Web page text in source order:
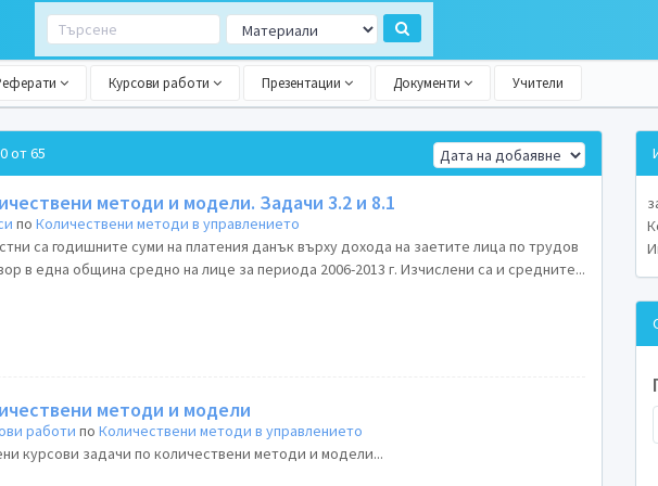
Курсови работи Презентации Документи Учители
от 65
методи и модели. Задачи 3.2 и 8.1
поКоличествени методи в управлението
са годишните суми на платения данък върху дохода на заетите лица по трудов
в една община средно на лице за периода 2006-2013 г. Изчислени са и средните...
методи и модели
работи поКоличествени методи в управлението
курсови задачи по количествени методи и модели...